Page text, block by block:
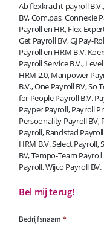
Ab flexkracht payroll
BV, Com.pas, Connexie
Payroll en HR, Flex
Get Payroll BV, GJ Pay-
Payroll en HRM B.V.
Payroll Service B.V.,
HRM 2.0, Manpower
B.V., One Payroll BV, So
for People Payroll B.V.
Payper Payroll, Payroll
Persoonality Payroll BV,
Payroll, Randstad
HRM B.V. Select Payroll,
BV, Tempo-Team
Payroll, Wijco Payroll BV.
Bel mij terug!
Bedrijfsnaam *